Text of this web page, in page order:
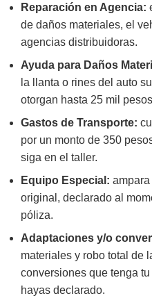
Reparación en Agencia:
de daños materiales, el
agencias distribuidoras.
Ayuda para Daños
la llanta o rines del auto
otorgan hasta 25 mil
Gastos de Transporte:
por un monto de 350
siga en el taller.
Equipo Especial:
original, declarado al
póliza.
Adaptaciones y/o
materiales y robo total de
conversiones que tenga
hayas declarado.